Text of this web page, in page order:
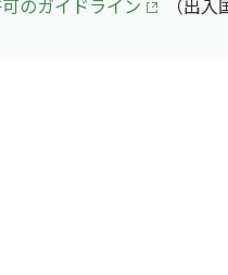
のガイドライン
（出